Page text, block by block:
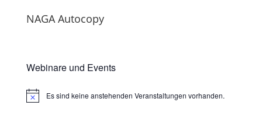
NAGA Autocopy
Webinare und Events
HinweisEs sind keine anstehenden Veranstaltungen vorhanden.